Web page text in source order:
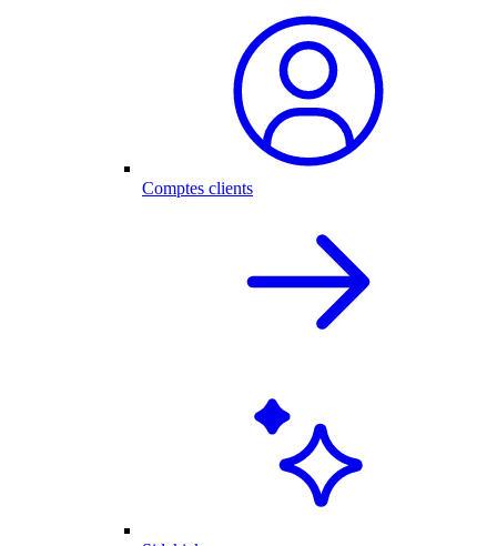
Comptes clients